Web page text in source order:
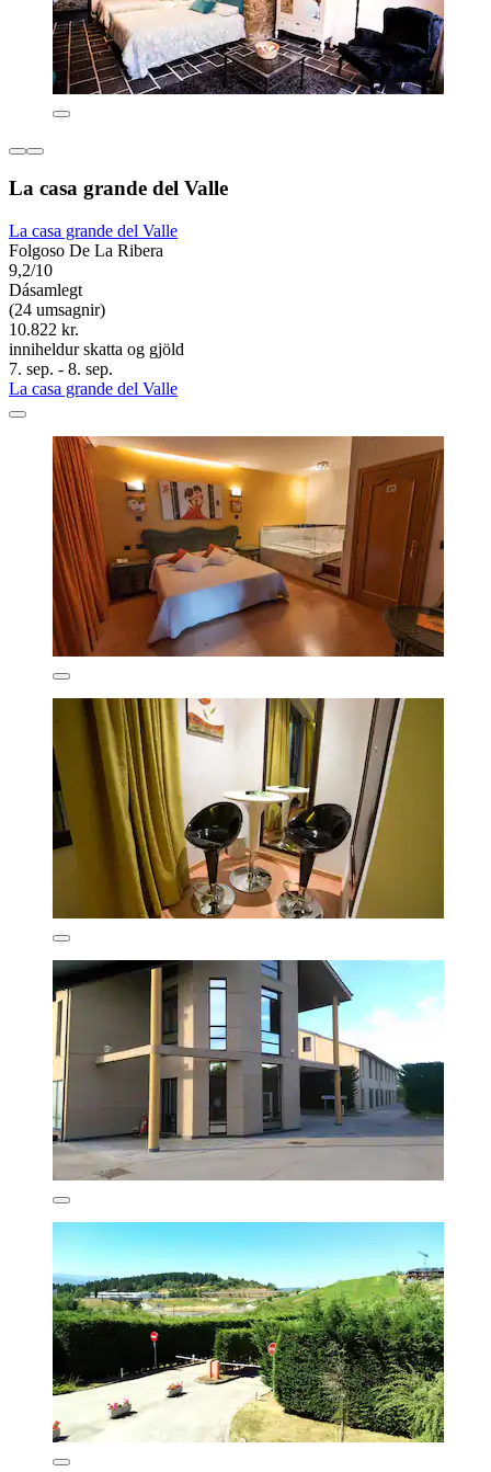
La casa grande del Valle
La casa grande del Valle
Folgoso De La Ribera
9,2/10
Dásamlegt
(24 umsagnir)
10.822 kr.
inniheldur skatta og gjöld
7. sep. - 8. sep.
La casa grande del Valle